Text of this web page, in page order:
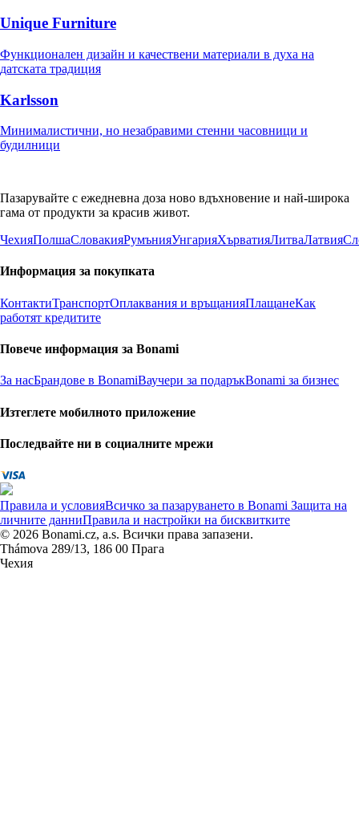
Unique Furniture
Функционален дизайн и качествени материали в духа на
датската традиция
Karlsson
Минималистични, но незабравими стенни часовници и
будилници
Пазарувайте с ежедневна доза ново вдъхновение и най-широка
гама от продукти за красив живот.
ЧехияПолшаСловакияРумънияУнгарияХърватияЛитваЛатвия
Информация за покупката
КонтактиТранспортОплаквания и връщанияПлащанеКак
работят кредитите
Повече информация за Bonami
За насБрандове в BonamiВаучери за подаръкBonami за бизнес
Изтеглете мобилното приложение
Последвайте ни в социалните мрежи
Правила и условияВсичко за пазаруването в Bonami Защита на
личните данниПравила и настройки на бисквитките
© 2026 Bonami.cz, a.s. Всички права запазени.
Thámova 289/13, 186 00 Прага
Чехия